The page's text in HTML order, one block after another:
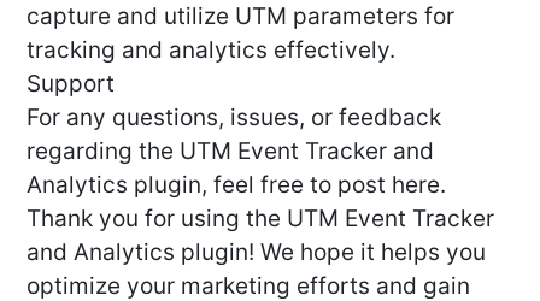
capture and utilize UTM parameters for
tracking and analytics effectively.
Support
For any questions, issues, or feedback
regarding the UTM Event Tracker and
Analytics plugin, feel free to post here.
Thank you for using the UTM Event Tracker
and Analytics plugin! We hope it helps you
optimize your marketing efforts and gain